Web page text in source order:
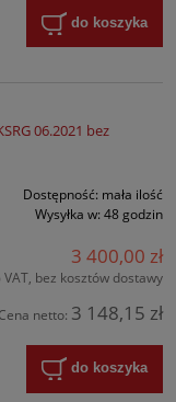
do koszyka
06.2021 bez
Dostępność: mała ilość
Wysyłka w: 48 godzin
3 400,00 zł
bez kosztów dostawy
Cena netto: 3 148,15 zł
do koszyka